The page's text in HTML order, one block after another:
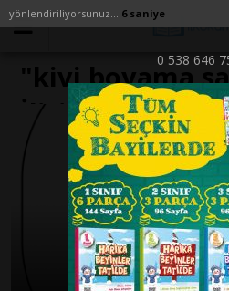
yönlendiriliyorsunuz... 6 saniye
0 538 646
"kivi boyama
İlişikli yazılar